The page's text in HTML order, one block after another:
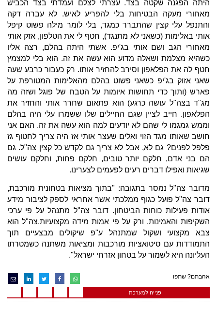
היתה הפגנה שקטה בצד. עצרתי לצלם ועמדתי בצד הכביש
מאחורי מעקה הבטיחות בלי להפריע לאיש. לא עברה דקה
והתנפל עלי קצין שהתברר כמגד, בלי לומר מילה פשוט קיפל
אותי באלימות (כשאני לא מתנגד), חטף לי את הטלפון, אזק אותי
מאחורי הגב ושם אותי בג'יפ. אשתי היתה בהלם, רצה אליו
כשהיא מצלמת ושאלה מדוע הוא עשה את זה. הוא בלי למצמץ
חטף לה את הפלאפון וסירב להחזיר אותו. רק כעבור כרבע שעה
שאני אזוק בג'יפ כשאני פשוט בהלם מהאלימות המטורפת על
פארש (ותוך כדי תחושות איומות על הטבח של פוגל ושזה מה
מג"ד בצה"ל עושה כרגע) הוא פתאום שחרר אותי והחזיר את
הפלאפון. חייב לציין שגם החיילים שלו ששמרו עלי היה בהלם
וממש גמגמו לי שהם לא יודעים למה הוא עשה את זה. האם אני
חושב שאותו מגד הזוי ואלים שעצר אותי אז היה צריך לחטוף גז
פלפל לפנים? גם לא, אבל לא צריך גם לקדש כל קצין צה"ל. גם
הם בני אדם, חלקם יותר טובים, חלקם פחות, וחלקם עושים
שגיאות ואפילו דברים רעים לפעמים לצערינו.
מדובר צה"ל נמסר בתגובה: "בתוך מציאות בטחונית מורכבת,
דובר צה"ל פועל כגוף ממלכתי אשר אחראי לספק לציבור מידע
אודות פעילות כוחות הביטחון. דובר צה"ל מתנהל על פי ערכי
השקיפות והאמינות, ורק על פי אמות מידה מקצועיות.צה"ל הוא
צבא מקצועי ושקול שמתנהל ע"פ שיקולים מבצעיים תוך
התמודדות עם סיטואציות מורכבות ומציאות משתנה כשמטרתו
העליונה היא לשמור על בטחון אזרחי ישראל".
אהבתם? שתפו
פנייה למערכת